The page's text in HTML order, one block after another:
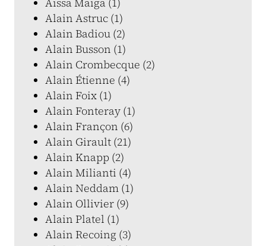
Alain Astruc (1)
Alain Badiou (2)
Alain Busson (1)
Alain Crombecque (2)
Alain Étienne (4)
Alain Foix (1)
Alain Fonteray (1)
Alain Françon (6)
Alain Girault (21)
Alain Knapp (2)
Alain Milianti (4)
Alain Neddam (1)
Alain Ollivier (9)
Alain Platel (1)
Alain Recoing (3)